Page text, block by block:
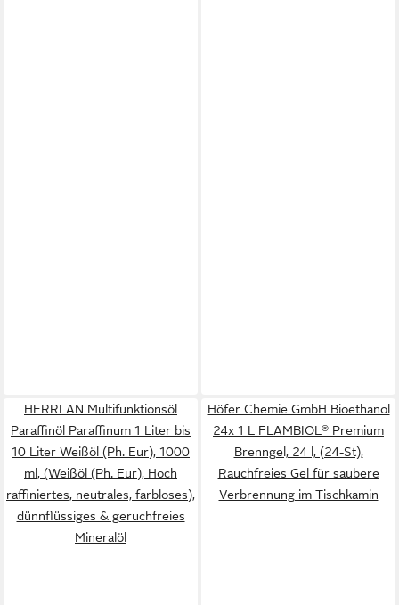
HERRLAN Multifunktionsöl
Paraffinöl Paraffinum 1 Liter bis
10 Liter Weißöl (Ph. Eur), 1000
ml, (Weißöl (Ph. Eur), Hoch
raffiniertes, neutrales, farbloses),
dünnflüssiges & geruchfreies
Mineralöl
Höfer Chemie GmbH Bioethanol
24x 1 L FLAMBIOL® Premium
Brenngel, 24 l, (24-St),
Rauchfreies Gel für saubere
Verbrennung im Tischkamin